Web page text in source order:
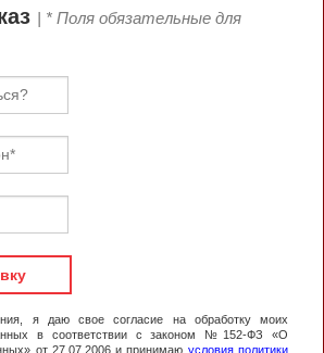
| * Поля обязательные для
я даю свое согласие на обработку моих
в соответствии с законом №152-ФЗ «О
от 27.07.2006 и принимаю условия политики